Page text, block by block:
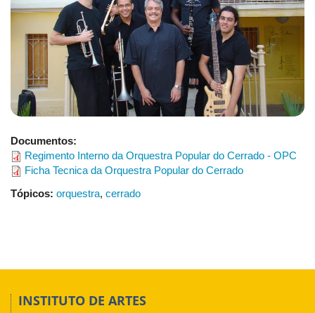
Documentos:
Regimento Interno da Orquestra Popular do Cerrado - OPC
Ficha Tecnica da Orquestra Popular do Cerrado
Tópicos: orquestra, cerrado
INSTITUTO DE ARTES